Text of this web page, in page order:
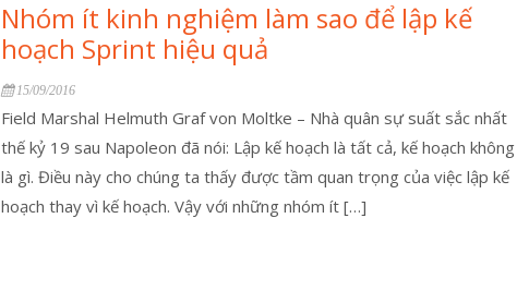
Nhóm ít kinh nghiệm làm sao để lập kế
hoạch Sprint hiệu quả
15/09/2016
Field Marshal Helmuth Graf von Moltke – Nhà quân sự suất sắc nhất
thế kỷ 19 sau Napoleon đã nói: Lập kế hoạch là tất cả, kế hoạch không
là gì. Điều này cho chúng ta thấy được tầm quan trọng của việc lập kế
hoạch thay vì kế hoạch. Vậy với những nhóm ít […]